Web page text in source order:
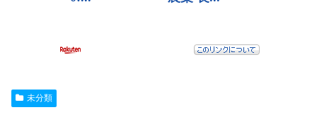
未分類